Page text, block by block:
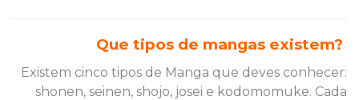
Que tipos de mangas existem?
Existem cinco tipos de Manga que deves conhecer:
shonen, seinen, shojo, josei e kodomomuke. Cada